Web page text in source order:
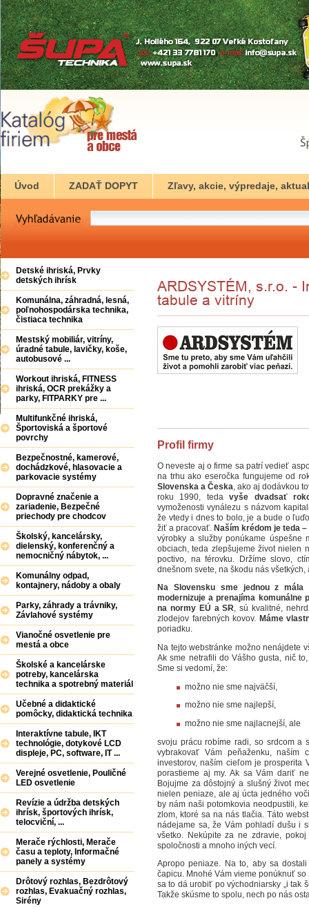
Úvod ZADAŤ DOPYT Zľavy, akcie, výpredaje,
Profil firmy
O neveste aj o firme sa patrí vedieť
na trhu ako eseročka fungujeme od
Slovenska a Česka , ako aj dodávkou
roku 1990, teda vyše dvadsať
vymoženosti vynálezu s názvom
že vtedy i dnes to bolo, je a bude o
žiť a pracovať. Naším krédom je teda
výrobky a služby ponúkame úspešne
obciach, teda zlepšujeme život nielen
poctivo, na férovku. Držíme slovo,
dnešnom svete, na škodu nás všetkých,
Na Slovensku sme jednou z
modernizuje a prenajíma komunálne
na normy EÚ a SR
, sú kvalitné,
zlodejov farebných kovov.
Máme
poriadku.
Na tejto webstránke možno nenájdete
Ak sme netrafili do Vášho gusta, nič
Sme si vedomí, že:
možno nie sme najväčší,
možno nie sme najlepší,
možno nie sme najlacnejší, ale
svoju prácu robíme radi, so srdcom a
vybrakovať Vám peňaženku,
investorov, naším cieľom je prosperita
porastieme aj my. Ak sa Vám dariť
Bojujme za dôstojný a slušný život
nielen peniaze, ale aj úcta jedného
by nám naši potomkovia neodpustili,
zlom, ktoré sa na nás tlačia. Táto
nádejame sa, že Vám pohladí dušu i
všetko. Nekúpite za ne zdravie,
spoločnosti a mnoho iných vecí.
Apropo peniaze. Na to, aby sa
čapicu. Mnohé Vám vieme ponúknuť
sa to dá urobiť po východniarsky „i tak
Takže skúsme to spolu, nech po nás
Detské ihriská, Prvky
detských ihrísk
Komunálna, záhradná, lesná,
poľnohospodárska technika,
čistiaca technika
Mestský mobiliár, vitríny,
úradné tabule, lavičky, koše,
autobusové ...
Workout ihriská, FITNESS
ihriská, OCR prekážky a
parky, FITPARKY pre ...
Multifunkčné ihriská,
Športoviská a športové
povrchy
Bezpečnostné, kamerové,
dochádzkové, hlasovacie a
parkovacie systémy
Dopravné značenie a
zariadenie, Bezpečné
priechody pre chodcov
Školský, kancelársky,
dielenský, konferenčný a
nemocničný nábytok, ...
Komunálny odpad,
kontajnery, nádoby a obaly
Parky, záhrady a trávniky,
Závlahové systémy
Vianočné osvetlenie pre
mestá a obce
Školské a kancelárske
potreby, kancelárska
technika a spotrebný materiál
Učebné a didaktické
pomôcky, didaktická technika
Interaktívne tabule, IKT
technológie, dotykové LCD
displeje, PC, software, IT ...
Verejné osvetlenie, Pouličné
LED osvetlenie
Revízie a údržba detských
ihrísk, športových ihrísk,
telocviční, ...
Merače rýchlosti, Merače
času a teploty, Informačné
panely a systémy
Drôtový rozhlas, Bezdrôtový
rozhlas, Evakuačný rozhlas,
Sirény